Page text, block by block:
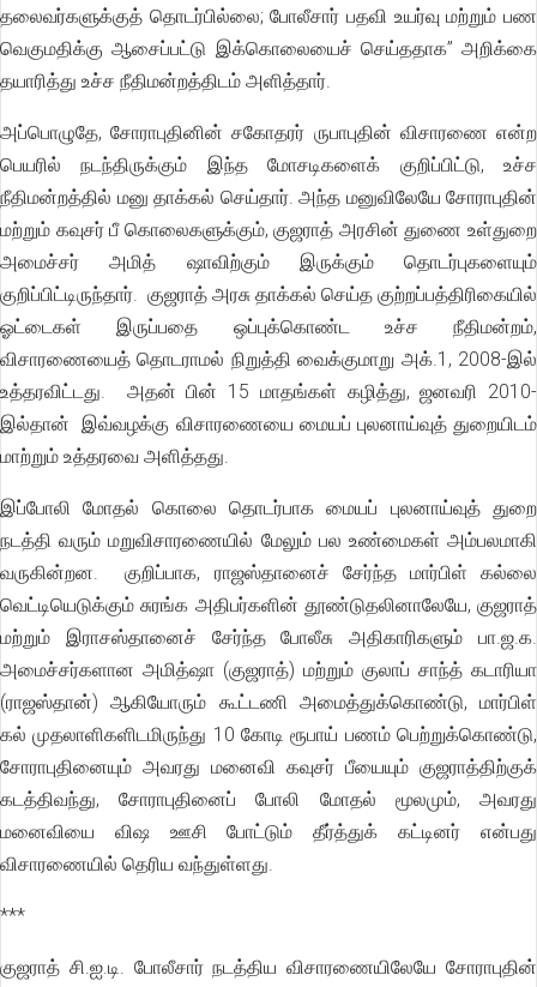
தலைவர்களுக்குத் தொடர்பில்லை; போலீசார் பதவி உயர்வு மற்றும் பண
வெகுமதிக்கு ஆசைப்பட்டு இக்கொலையைச் செய்ததாக” அறிக்கை
தயாரித்து உச்ச நீதிமன்றத்திடம் அளித்தார்.
அப்பொழுதே, சோராபுதினின் சகோதரர் ருபாபுதின் விசாரணை என்ற
பெயரில் நடந்திருக்கும் இந்த மோசடிகளைக் குறிப்பிட்டு, உச்ச
நீதிமன்றத்தில் மனு தாக்கல் செய்தார். அந்த மனுவிலேயே சோராபுதின்
மற்றும் கவுசர் பீ கொலைகளுக்கும், குஜராத் அரசின் துணை உள்துறை
அமைச்சர் அமித் ஷாவிற்கும் இருக்கும் தொடர்புகளையும்
குறிப்பிட்டிருந்தார். குஜராத் அரசு தாக்கல் செய்த குற்றப்பத்திரிகையில்
ஓட்டைகள் இருப்பதை ஒப்புக்கொண்ட உச்ச நீதிமன்றம்,
விசாரணையைத் தொடராமல் நிறுத்தி வைக்குமாறு அக்.1, 2008-இல்
உத்தரவிட்டது. அதன் பின் 15 மாதங்கள் கழித்து, ஜனவரி 2010-
இல்தான் இவ்வழக்கு விசாரணையை மையப் புலனாய்வுத் துறையிடம்
மாற்றும் உத்தரவை அளித்தது.
இப்போலி மோதல் கொலை தொடர்பாக மையப் புலனாய்வுத் துறை
நடத்தி வரும் மறுவிசாரணையில் மேலும் பல உண்மைகள் அம்பலமாகி
வருகின்றன. குறிப்பாக, ராஜஸ்தானைச் சேர்ந்த மார்பிள் கல்லை
வெட்டியெடுக்கும் சுரங்க அதிபர்களின் தூண்டுதலினாலேயே, குஜராத்
மற்றும் இராசஸ்தானைச் சேர்ந்த போலீசு அதிகாரிகளும் பா.ஜ.க.
அமைச்சர்களான அமித்ஷா (குஜராத்) மற்றும் குலாப் சாந்த் கடாரியா
(ராஜஸ்தான்) ஆகியோரும் கூட்டணி அமைத்துக்கொண்டு, மார்பிள்
கல் முதலாளிகளிடமிருந்து 10 கோடி ரூபாய் பணம் பெற்றுக்கொண்டு,
சோராபுதினையும் அவரது மனைவி கவுசர் பீயையும் குஜராத்திற்குக்
கடத்திவந்து, சோராபுதினைப் போலி மோதல் மூலமும், அவரது
மனைவியை விஷ ஊசி போட்டும் தீர்த்துக் கட்டினர் என்பது
விசாரணையில் தெரிய வந்துள்ளது.
***
குஜராத் சி.ஐ.டி. போலீசார் நடத்திய விசாரணையிலேயே சோராபுதின்